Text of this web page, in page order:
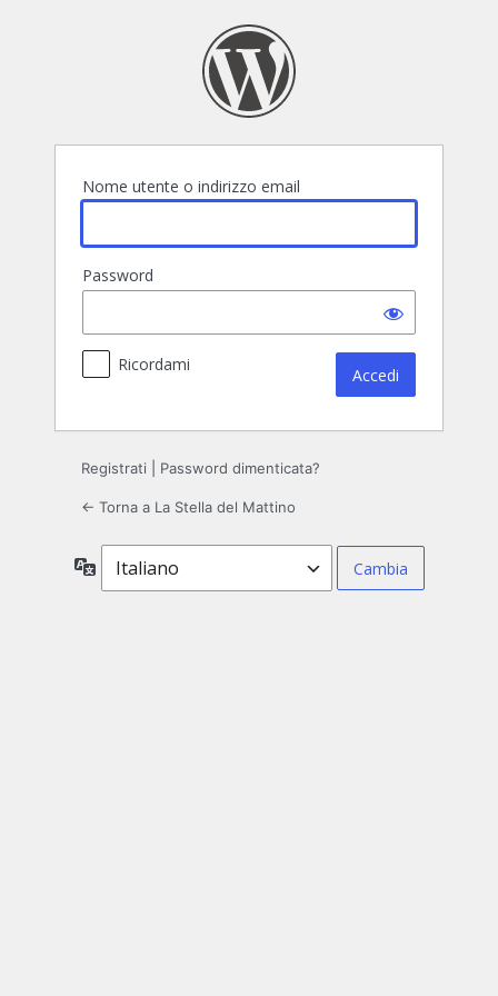
Nome utente o indirizzo email
Password
Ricordami
Registrati Password dimenticata?
← Torna a La Stella del Mattino
Lingua